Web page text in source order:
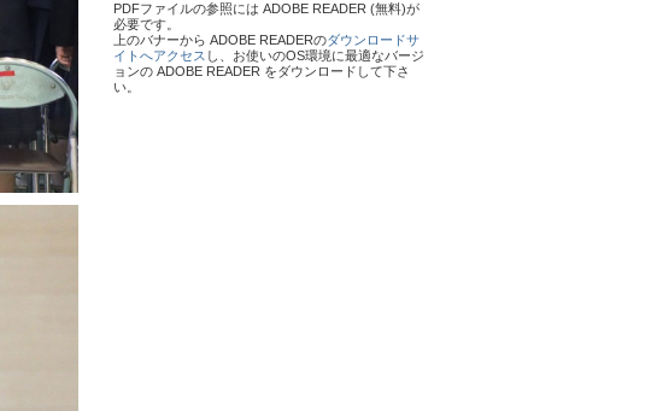
PDFファイルの参照には ADOBE READER (無料)が
必要です。
上のバナーから ADOBE READERのダウンロードサ
イトへアクセス し、お使いのOS環境に最適なバージ
ョンの ADOBE READER をダウンロードして下さ
い。